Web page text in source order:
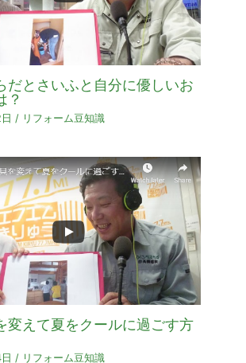
だとさいふと自分に優しいお
？
/ リフォーム豆知識
変えて夏をクールに過ごす方
/ リフォーム豆知識